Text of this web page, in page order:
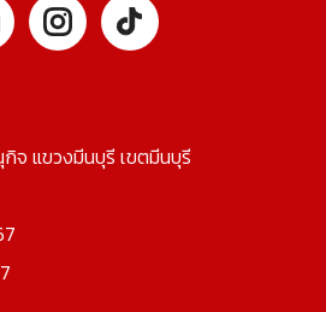
จ แขวงมีนบุรี เขตมีนบุรี